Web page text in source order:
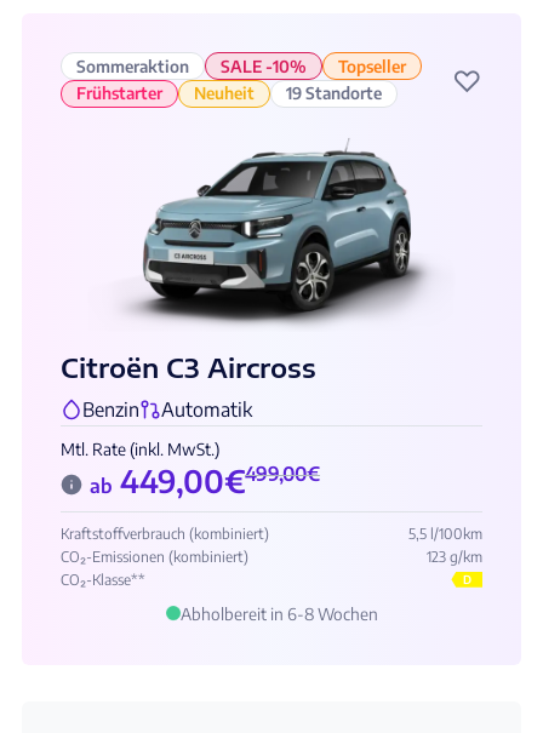
Sommeraktion SALE -10%
Topseller
Frühstarter
Neuheit 19 Standorte ♡
Citroën C3 Aircross
Benzin Automatik
Mtl. Rate (inkl. MwSt.)
ab 499,00€
449,00€
Kraftstoffverbrauch (kombiniert)
5,5 l/100km
CO₂-Emissionen (kombiniert)
123 g/km
CO₂-Klasse**
D
Abholbereit in 6-8 Wochen